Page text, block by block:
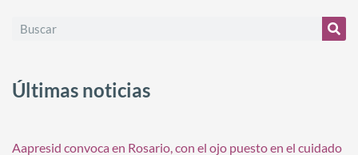
Últimas noticias
Aapresid convoca en Rosario, con el ojo puesto en el cuidado